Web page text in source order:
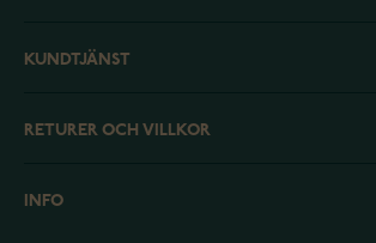
KUNDTJÄNST
RETURER OCH VILLKOR
INFO